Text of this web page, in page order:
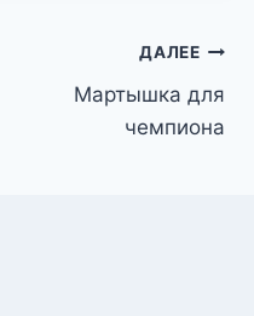
ДАЛЕЕ
Мартышка для
чемпиона